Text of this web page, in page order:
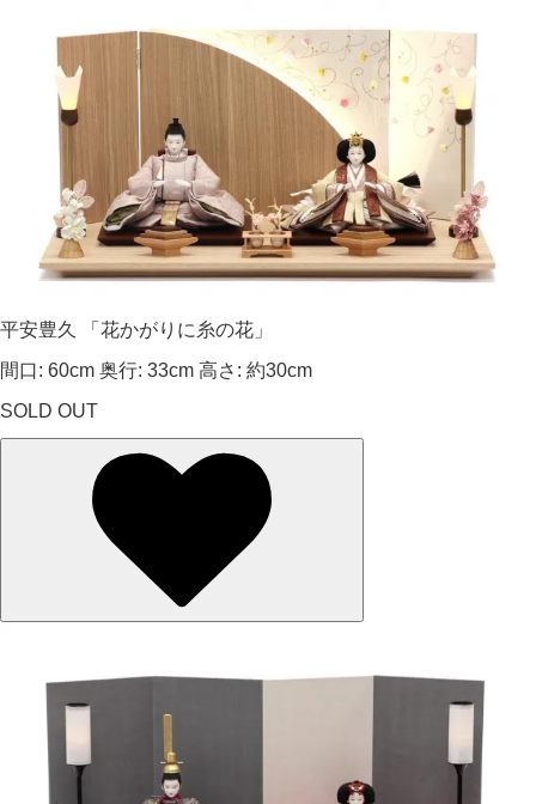
平安豊久 「花かがりに糸の花」
間口: 60cm 奥行: 33cm 高さ: 約30cm
SOLD OUT